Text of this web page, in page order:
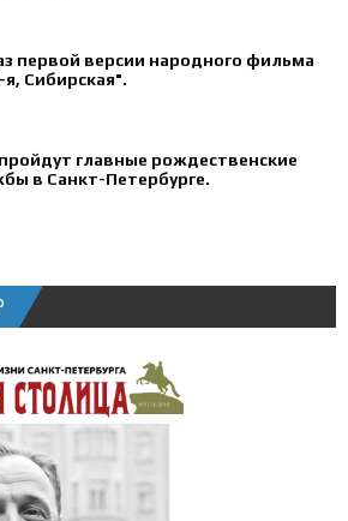
первой версии народного фильма
я, Сибирская".
главные рождественские
в Санкт-Петербурге.